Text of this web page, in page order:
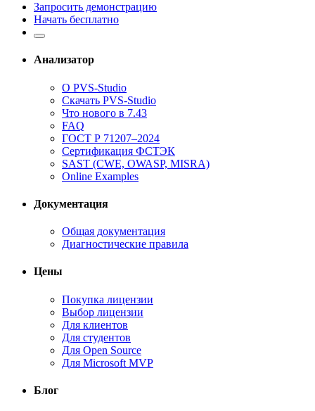
Запросить демонстрацию
Начать бесплатно
Анализатор
О PVS-Studio
Скачать PVS-Studio
Что нового в 7.43
FAQ
ГОСТ Р 71207–2024
Сертификация ФСТЭК
SAST (CWE, OWASP, MISRA)
Online Examples
Документация
Общая документация
Диагностические правила
Цены
Покупка лицензии
Выбор лицензии
Для клиентов
Для студентов
Для Open Source
Для Microsoft MVP
Блог